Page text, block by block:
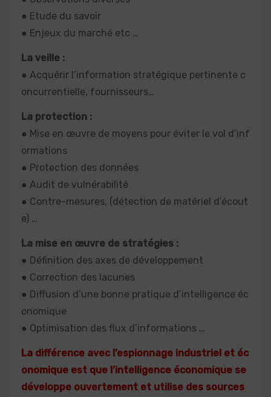
● Etude du savoir
● Enjeux du marché etc …
La veille :
● Acquérir l’information stratégique pertinente c
oncurrentielle, fournisseurs…
La protection :
● Mise en œuvre de moyens pour éviter le vol d’inf
ormations
● Protection des données
● Audit de vulnérabilité
● Contre-mesures, (détection de matériel d’écout
e) …
La mise en œuvre de stratégies :
● Définition des axes de développement
● Correction des lacunes
● Diffusion d’une bonne pratique d’intelligence éc
onomique
● Optimisation des flux d’informations …
La différence avec l’espionnage industriel et éc
onomique est que l’intelligence économique se
développe ouvertement et utilise des sources